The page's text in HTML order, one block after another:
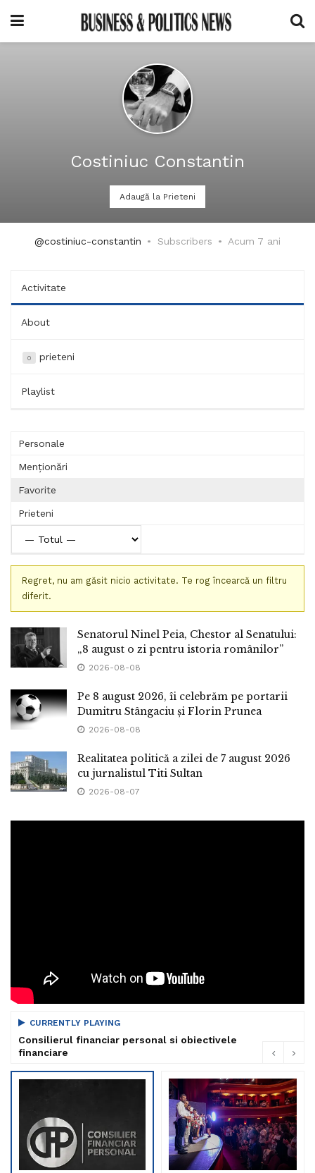
Costiniuc Constantin
Adaugă la Prieteni
@costiniuc-constantin Subscribers Acum 7 ani
Activitate
About
0 prieteni
Playlist
Personale
Menționări
Favorite
Prieteni
Regret, nu am găsit nicio activitate. Te rog încearcă un filtru
diferit.
Senatorul Ninel Peia, Chestor al Senatului:
„8 august o zi pentru istoria românilor”
2026-08-08
Pe 8 august 2026, îi celebrăm pe portarii
Dumitru Stângaciu și Florin Prunea
2026-08-08
Realitatea politică a zilei de 7 august 2026
cu jurnalistul Titi Sultan
2026-08-07
CURRENTLY PLAYING
Consilierul financiar personal si obiectivele
financiare